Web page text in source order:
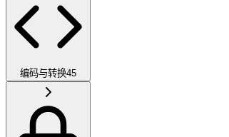
编码与转换45